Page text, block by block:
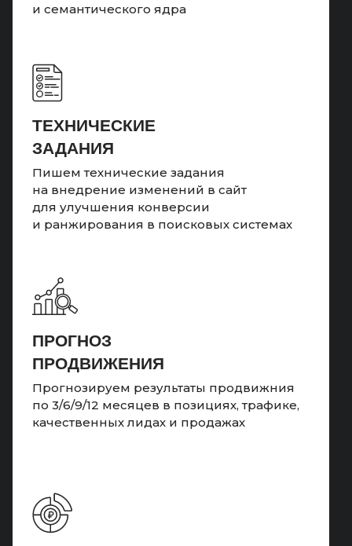
ПРОГНОЗ
ПРОДВИЖЕНИЯ
Прогнозируем результаты продвижния
по 3/6/9/12 месяцев в позициях, трафике,
качественных лидах и продажах
и семантического ядра
ТЕХНИЧЕСКИЕ
ЗАДАНИЯ
Пишем технические задания
на внедрение изменений в сайт
для улучшения конверсии
и ранжирования в поисковых системах